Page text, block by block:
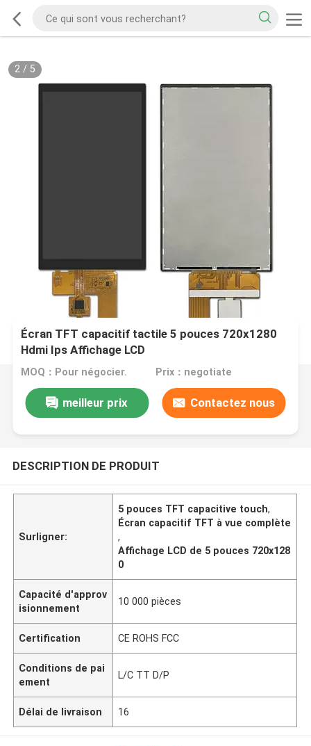
2/ 5
Écran TFT capacitif tactile 5 pouces 720x1280
Hdmi Ips Affichage LCD
MOQ：Pour négocier. Prix：negotiate
meilleur prix Contactez nous
DESCRIPTION DE PRODUIT
Surligner:
5 pouces TFT capacitive touch,
Écran capacitif TFT à vue complète
,
Affichage LCD de 5 pouces 720x128
0
Capacité d'approv
isionnement
10 000 pièces
Certification CE ROHS FCC
Conditions de pai
ement
L/C TT D/P
Délai de livraison 16